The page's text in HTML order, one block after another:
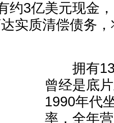
约3亿美元现金
实质清偿债务
拥有133
曾经是底
1990年代
率，全年